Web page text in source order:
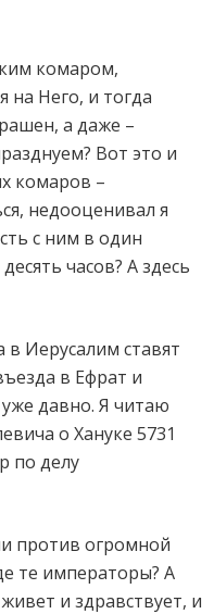
комаром,
Него, и тогда
а даже –
Вот это и
комаров –
недооценивал я
с ним в один
часов? А здесь
в Иерусалим ставят
в Ефрат и
уже давно. Я читаю
о Хануке 5731
по делу
против огромной
те императоры? А
и здравствует, и